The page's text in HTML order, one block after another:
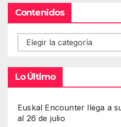
Contenidos
Contenidos
Lo Último
Euskal Encounter llega a
al 26 de julio